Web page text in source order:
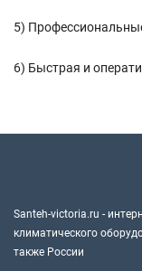
5)
6) Быстрая и
Santeh-victoria.ru -
климатического
также России